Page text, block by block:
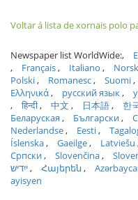
Voltar á lista de xornais polo
Newspaper list WorldWide:
Français
Italiano Norsk
Polski
Romanesc Suomi
Ελληνικά
русский язык
हिन्दी
中文 日本語 한
Беларуская
Български
Nederlandse
Eesti
Íslenska
Gaeilge Latviešu
Српски
Slovenčina
ייִדיש
Հայերեն
ayisyen